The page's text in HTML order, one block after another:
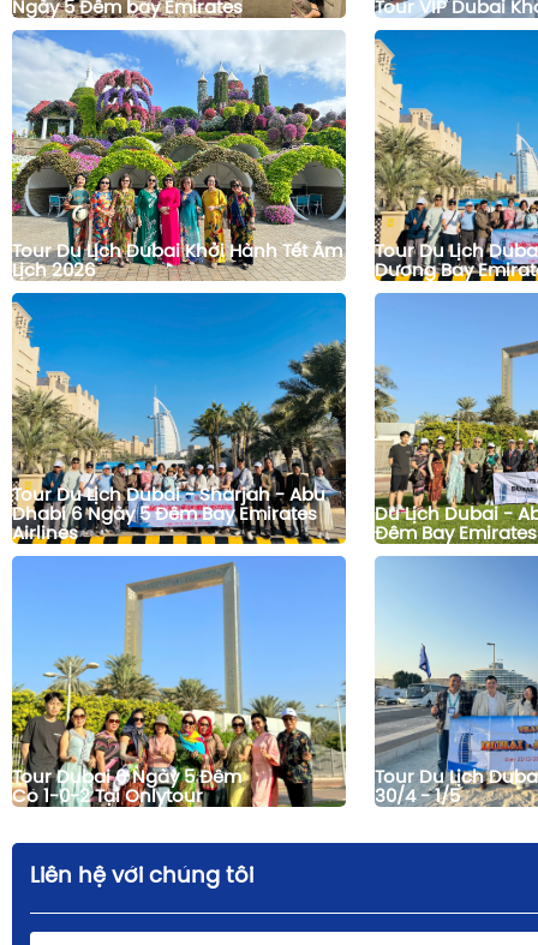
Ngày 5 Đêm bay Emirates Tour VIP Dubai
Tour Du Lịch Dubai Khởi Hành Tết Âm
Lịch 2026
Tour Du Lịch
Dương Bay
Tour Du Lịch Dubai - Sharjah - Abu
Dhabi 6 Ngày 5 Đêm Bay Emirates
Airlines
Du Lịch Dubai -
Đêm Bay
Tour Dubai 6 Ngày 5 Đêm
Có 1-0-2 Tại Onlytour
Tour Du Lịch
30/4 - 1/5
Liên hệ với chúng tôi